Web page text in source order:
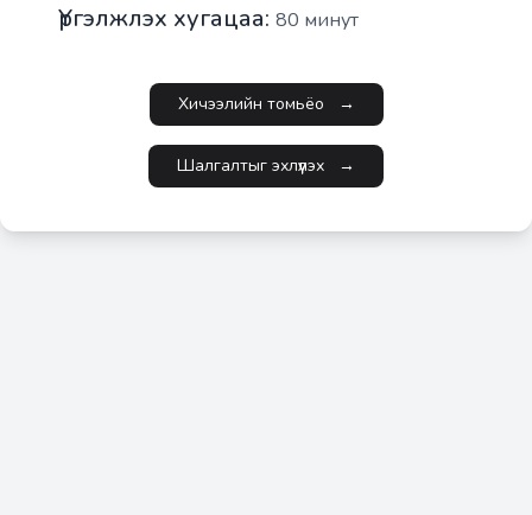
Үргэлжлэх хугацаа: 80 минут
Хичээлийн томьёо →
Шалгалтыг эхлүүлэх →